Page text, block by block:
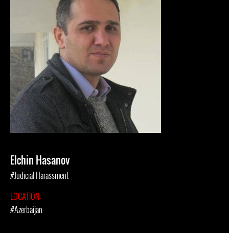
Elchin Hasanov
#Judicial Harassment
LOCATION:
#Azerbaijan